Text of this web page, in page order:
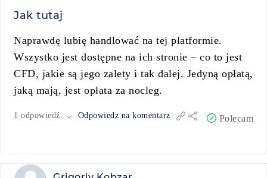
Jak tutaj
Naprawdę lubię handlować na tej platformie.
Wszystko jest dostępne na ich stronie – co to jest
CFD, jakie są jego zalety i tak dalej. Jedyną opłatą,
jaką mają, jest opłata za nocleg.
1 odpowiedź Odpowiedz na komentarz Polecam